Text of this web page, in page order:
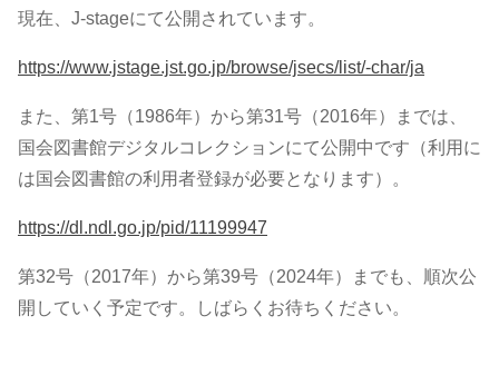
現在、J-stageにて公開されています。
https://www.jstage.jst.go.jp/browse/jsecs/list/-char/ja
また、第1号（1986年）から第31号（2016年）までは、
国会図書館デジタルコレクションにて公開中です（利用に
は国会図書館の利用者登録が必要となります）。
https://dl.ndl.go.jp/pid/11199947
第32号（2017年）から第39号（2024年）までも、順次公
開していく予定です。しばらくお待ちください。